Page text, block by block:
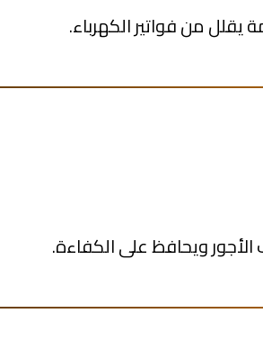
من فواتير الكهرباء.
ويحافظ على الكفاءة.